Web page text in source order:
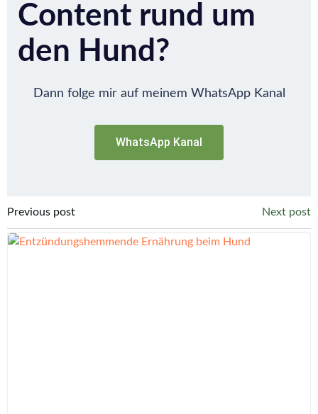
Content rund um
den Hund?
Dann folge mir auf meinem WhatsApp Kanal
WhatsApp Kanal
Post
navigation
Previous post
navigation
Next post